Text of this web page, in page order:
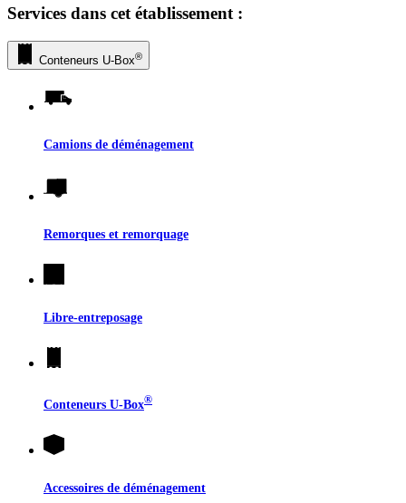
Services dans cet établissement :
Conteneurs U-Box®
Camions de déménagement
Remorques et remorquage
Libre-entreposage
Conteneurs U-Box®
Accessoires de déménagement